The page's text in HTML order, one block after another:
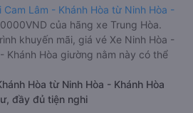
Lâm - Khánh Hòa từ Ninh Hòa -
của hãng xe Trung Hòa.
khuyến mãi, giá vé Xe Ninh Hòa -
Khánh Hòa giường nằm này có thể
Hòa từ Ninh Hòa - Khánh Hòa
đầy đủ tiện nghi